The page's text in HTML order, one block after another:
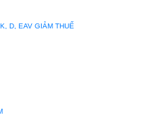
D, EAV GIẢM THUẾ